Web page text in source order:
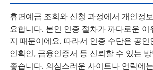
휴면예금 조회와 신청 과정에서 개인정
요합니다. 본인 인증 절차가 까다로운 이
지 때문이에요. 따라서 인증 수단은 공인
인확인, 금융인증서 등 신뢰할 수 있는
좋습니다. 의심스러운 사이트나 연락에